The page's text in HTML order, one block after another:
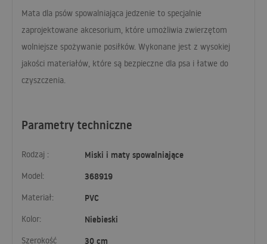
Parametry techniczne
Rodzaj : Miski i maty spowalniające
Model: 368919
Materiał: PVC
Kolor: Niebieski
Szerokość
30 cm
Mata dla psów spowalniająca jedzenie to specjalnie
zaprojektowane akcesorium, które umożliwia zwierzętom
wolniejsze spożywanie posiłków. Wykonane jest z wysokiej
jakości materiałów, które są bezpieczne dla psa i łatwe do
czyszczenia.